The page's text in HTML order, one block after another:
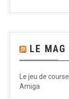
LE MAG
Le jeu de
Amiga